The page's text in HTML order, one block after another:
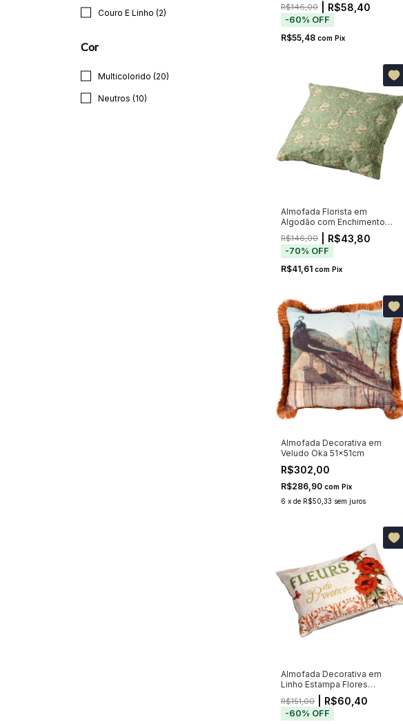
Couro E Linho (2)
Cor
Multicolorido (20)
Neutros (10)
R$146,00 | R$58,40
-60% OFF
R$55,48 com Pix
Almofada Florista em
Algodão com Enchimento
R$146,00 | R$43,80
-70% OFF
R$41,61 com Pix
Almofada Decorativa em
Veludo Oka 51x51cm
R$302,00
R$286,90 com Pix
6 x de R$50,33 sem juros
Almofada Decorativa em
Linho Estampa Flores
Provence 55x40cm
R$151,00 | R$60,40
-60% OFF